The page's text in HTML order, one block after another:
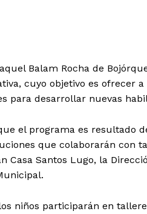
Balam Rocha de
cuyo objetivo es ofrecer
para desarrollar nuevas
el programa es resultado
que colaborarán con
Casa Santos Lugo, la
niños participarán en